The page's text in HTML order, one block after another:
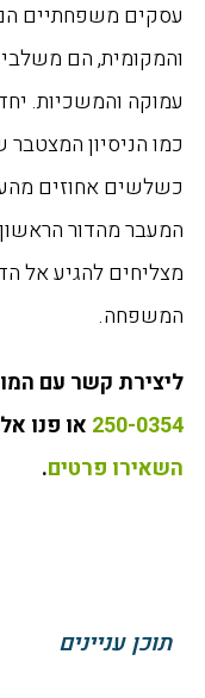
עסקים משפחתיים
והמקומית, הם
עמוקה והמשכיות.
כמו הניסיון
כשלשים אחוזים
המעבר מהדור
מצליחים להגיע אל
המשפחה.
ליצירת קשר עם
250-0354 או פנו
השאירו פרטים.
תוכן עניינים